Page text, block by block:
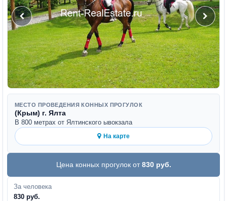
МЕСТО ПРОВЕДЕНИЯ КОННЫХ ПРОГУЛОК
(Крым) г. Ялта
В 800 метрах от Ялтинского ывокзала
На карте
Цена конных прогулок от830 руб.
За человека
830 руб.